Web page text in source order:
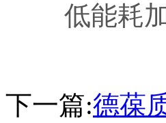
低能耗
下一篇:德葆